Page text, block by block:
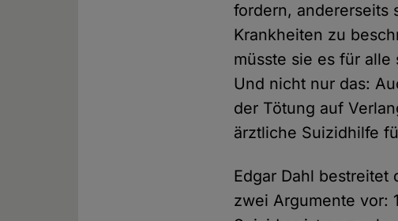
fordern, andererseits
Krankheiten zu
müsste sie es für
Und nicht nur das:
der Tötung auf
ärztliche Suizidhilfe
Edgar Dahl
zwei Argumente vor: